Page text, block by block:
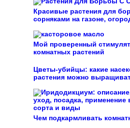
Красивые растения для
сорняками на газоне,
Мой проверенный
комнатных растений
Цветы-убийцы: какие
растения можно
Чем подкармливать